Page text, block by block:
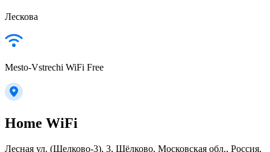
Лескова
Mesto-Vstrechi WiFi Free
Home WiFi
Лесная ул. (Щелково-3), 3, Щёлково, Московская обл., Россия,